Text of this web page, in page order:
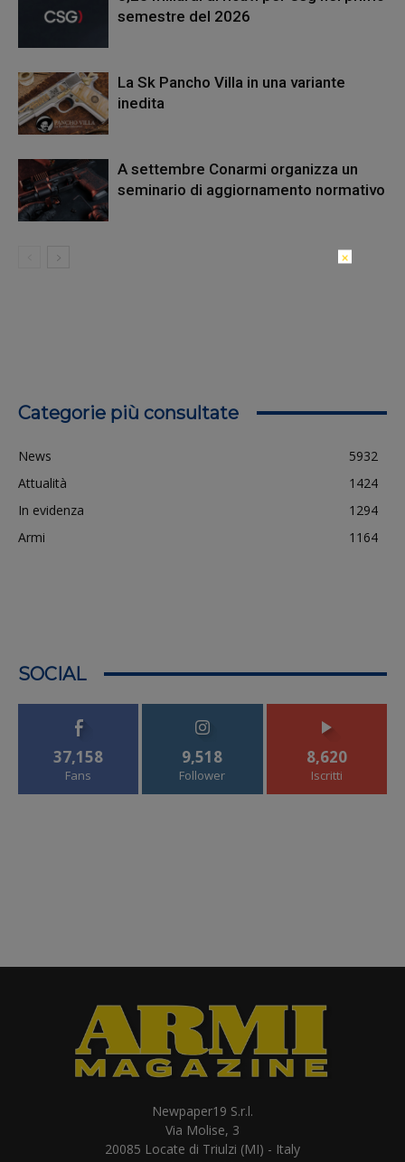
semestre del 2026
La Sk Pancho Villa in una variante
inedita
A settembre Conarmi organizza un
seminario di aggiornamento normativo
Categorie più consultate
News
5932
Attualità
1424
In evidenza
1294
Armi
1164
SOCIAL
37,158
Fans
9,518
Follower
8,620
Iscritti
Newpaper19 S.r.l.
Via Molise, 3
20085 Locate di Triulzi (MI) - Italy
×